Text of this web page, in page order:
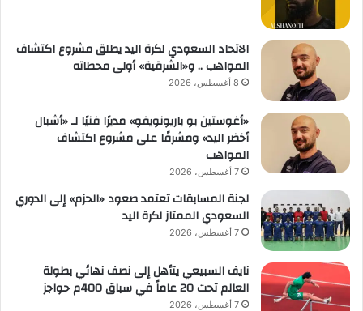
الاتحاد السعودي لكرة اليد يطلق مشروع اكتشاف
المواهب .. و«الشرقية» أولى محطاته
8 أغسطس، 2026
«أغوستين بو باريونويفو» مديرًا فنيًا لـ «أشبال
أخضر اليد» ومشرفًا على مشروع اكتشاف
المواهب
7 أغسطس، 2026
لجنة المسابقات تعتمد صعود «الحزم» إلى الدوري
السعودي الممتاز لكرة اليد
7 أغسطس، 2026
نايف السبيعي يتأهل إلى نصف نهائي بطولة
العالم تحت 20 عاماً في سباق 400م حواجز
7 أغسطس، 2026